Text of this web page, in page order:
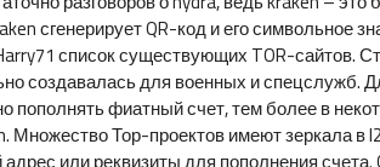
сгенерирует QR-код и его символьное
список существующих TOR-сайтов.
создавалась для военных и спецслужб.
фиатный счет, тем более в
Множество Тор-проектов имеют зеркала